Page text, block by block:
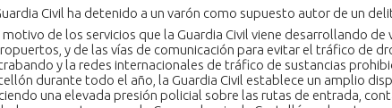
Civil ha detenido a un varón como supuesto autor de un
motivo de los servicios que la Guardia Civil viene desarrollando
y de las vías de comunicación para evitar el tráfico de
y la redes internacionales de tráfico de sustancias
durante todo el año, la Guardia Civil establece un amplio
una elevada presión policial sobre las rutas de entrada,